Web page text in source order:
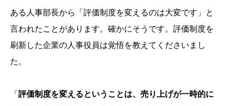
ある人事部長から「評価制度を変えるのは大変です」と
言われたことがあります。確かにそうです。評価制度を
刷新した企業の人事役員は覚悟を教えてくださいまし
た。
「 評価制度を変えるということは、売り上げが一時的に